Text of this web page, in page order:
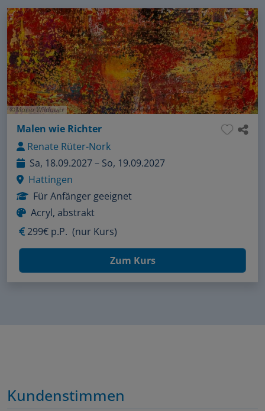
Maria Wildauer
Malen wie Richter
Renate Rüter-Nork
Sa, 18.09.2027 – So, 19.09.2027
Hattingen
Für Anfänger geeignet
Acryl, abstrakt
299€ p.P. (nur Kurs)
Zum Kurs
Kundenstimmen